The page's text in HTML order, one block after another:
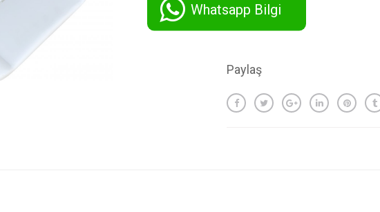
Whatsapp Bilgi
Paylaş